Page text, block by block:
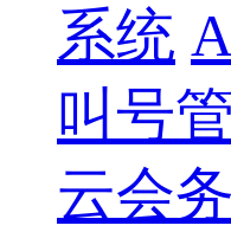
系统
叫号
云会